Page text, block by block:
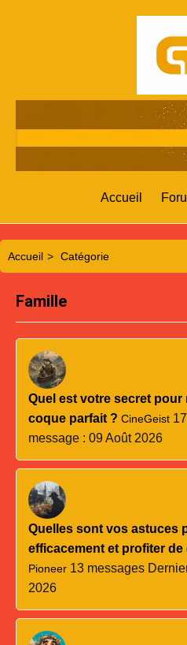
Accueil
Accueil > Catégorie
Famille
Quel est votre secret pour
coque parfait ? CineGeist
message : 09 Août 2026
Quelles sont vos astuces
efficacement et profiter
Pioneer 13 messages
2026